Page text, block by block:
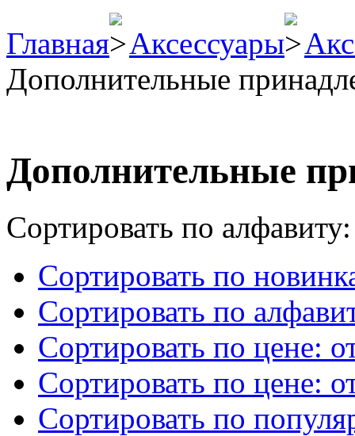
Главная
Аксессуары
Дополнительные
Дополнительные
Сортировать по
Сортировать по
Сортировать по
Сортировать по цене:
Сортировать по цене:
Сортировать по